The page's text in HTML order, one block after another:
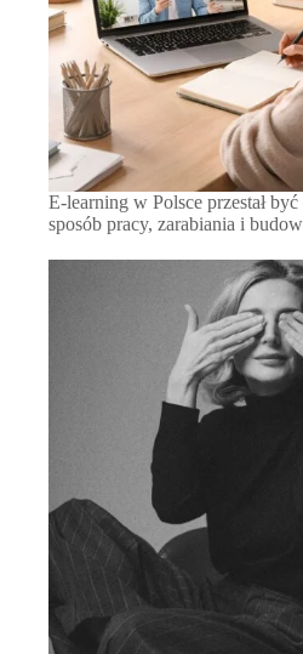
E-learning w Polsce przestał
sposób pracy, zarabiania i